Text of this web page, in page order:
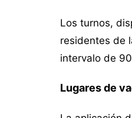
Los turnos,
residentes de
intervalo de
Lugares de